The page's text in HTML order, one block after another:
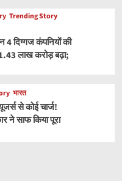
Trending Story
4 दिग्गज कंपनियों की
लाख करोड़ बढ़ा;
भारत
से कोई चार्ज!
ने साफ किया पूरा